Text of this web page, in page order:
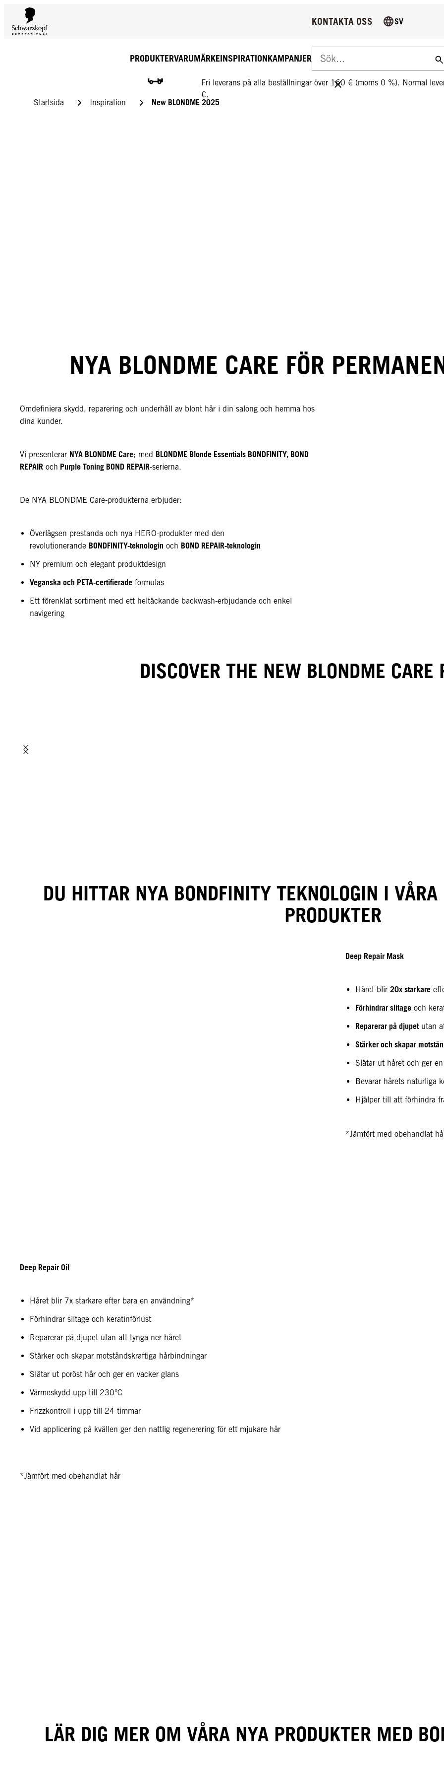
GRATIS LEVERANS PÅ ALLA BESTÄLLNINGAR ÖVER 160 €!
Fri leverans på alla beställningar över 160 € (moms 0 %). Normal
€.
PRODUKTERVARUMÄRKEINSPIRATIONKAMPANJER
KONTAKTA OSS SV
Startsida Inspiration New BLONDME 2025
NYA BLONDME CARE FÖR
Omdefiniera skydd, reparering och underhåll av blont hår i din salong och hemma hos
dina kunder.
Vi presenterar NYA BLONDME Care; med BLONDME Blonde Essentials BONDFINITY, BOND
REPAIR och Purple Toning BOND REPAIR-serierna.
De NYA BLONDME Care-produkterna erbjuder:
Överlägsen prestanda och nya HERO-produkter med den
revolutionerande BONDFINITY-teknologin och BOND REPAIR-teknologin
NY premium och elegant produktdesign
Veganska och PETA-certifierade formulas
Ett förenklat sortiment med ett heltäckande backwash-erbjudande och enkel
navigering
DISCOVER THE NEW BLONDME CARE
DU HITTAR NYA BONDFINITY TEKNOLOGIN I
PRODUKTER
Deep Repair Mask
Håret blir 20x starkare
Förhindrar slitage och
Reparerar på djupetutan
Stärker och skapar
Slätar ut håret och ger en
Bevarar hårets naturliga
Hjälper till att förhindra
*Jämfört med obehandlat
Deep Repair Oil
Håret blir 7x starkare efter bara en användning*
Förhindrar slitage och keratinförlust
Reparerar på djupet utan att tynga ner håret
Stärker och skapar motståndskraftiga hårbindningar
Slätar ut poröst hår och ger en vacker glans
Värmeskydd upp till 230°C
Frizzkontroll i upp till 24 timmar
Vid applicering på kvällen ger den nattlig regenerering för ett mjukare hår
*Jämfört med obehandlat hår
LÄR DIG MER OM VÅRA NYA PRODUKTER MED